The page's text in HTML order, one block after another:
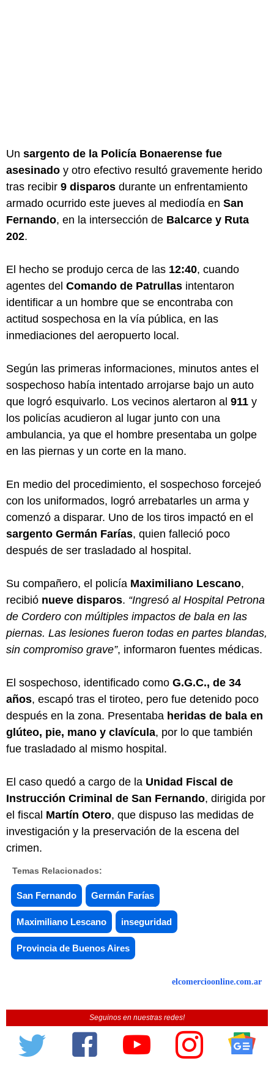
Un sargento de la Policía Bonaerense fue
asesinado y otro efectivo resultó gravemente herido
tras recibir 9 disparos durante un enfrentamiento
armado ocurrido este jueves al mediodía en San
Fernando, en la intersección de Balcarce y Ruta
202.
El hecho se produjo cerca de las 12:40, cuando
agentes del Comando de Patrullas intentaron
identificar a un hombre que se encontraba con
actitud sospechosa en la vía pública, en las
inmediaciones del aeropuerto local.
Según las primeras informaciones, minutos antes el
sospechoso había intentado arrojarse bajo un auto
que logró esquivarlo. Los vecinos alertaron al 911 y
los policías acudieron al lugar junto con una
ambulancia, ya que el hombre presentaba un golpe
en las piernas y un corte en la mano.
En medio del procedimiento, el sospechoso forcejeó
con los uniformados, logró arrebatarles un arma y
comenzó a disparar. Uno de los tiros impactó en el
sargento Germán Farías, quien falleció poco
después de ser trasladado al hospital.
Su compañero, el policía Maximiliano Lescano,
recibió nueve disparos. “Ingresó al Hospital Petrona
de Cordero con múltiples impactos de bala en las
piernas. Las lesiones fueron todas en partes blandas,
sin compromiso grave”, informaron fuentes médicas.
El sospechoso, identificado como G.G.C., de 34
años, escapó tras el tiroteo, pero fue detenido poco
después en la zona. Presentaba heridas de bala en
glúteo, pie, mano y clavícula, por lo que también
fue trasladado al mismo hospital.
El caso quedó a cargo de la Unidad Fiscal de
Instrucción Criminal de San Fernando, dirigida por
el fiscal Martín Otero, que dispuso las medidas de
investigación y la preservación de la escena del
crimen.
Temas Relacionados:
San Fernando Germán Farías
Maximiliano Lescano inseguridad
Provincia de Buenos Aires
elcomercioonline.com.ar
Seguinos en nuestras redes!